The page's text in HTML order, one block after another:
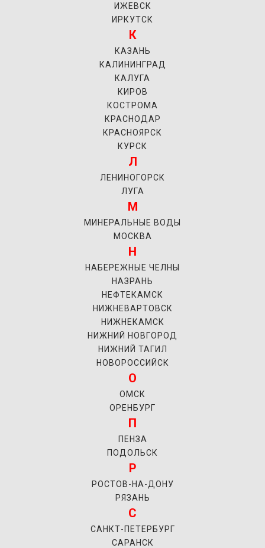
ИЖЕВСК
ИРКУТСК
К
КАЗАНЬ
КАЛИНИНГРАД
КАЛУГА
КИРОВ
КОСТРОМА
КРАСНОДАР
КРАСНОЯРСК
КУРСК
Л
ЛЕНИНОГОРСК
ЛУГА
М
МИНЕРАЛЬНЫЕ ВОДЫ
МОСКВА
Н
НАБЕРЕЖНЫЕ ЧЕЛНЫ
НАЗРАНЬ
НЕФТЕКАМСК
НИЖНЕВАРТОВСК
НИЖНЕКАМСК
НИЖНИЙ НОВГОРОД
НИЖНИЙ ТАГИЛ
НОВОРОССИЙСК
О
ОМСК
ОРЕНБУРГ
П
ПЕНЗА
ПОДОЛЬСК
Р
РОСТОВ-НА-ДОНУ
РЯЗАНЬ
С
САНКТ-ПЕТЕРБУРГ
САРАНСК